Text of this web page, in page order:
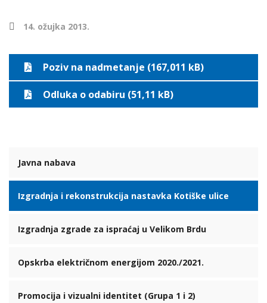
14. ožujka 2013.
Poziv na nadmetanje (167,011 kB)
Odluka o odabiru (51,11 kB)
Javna nabava
Izgradnja i rekonstrukcija nastavka Kotiške ulice
Izgradnja zgrade za ispraćaj u Velikom Brdu
Opskrba električnom energijom 2020./2021.
Promocija i vizualni identitet (Grupa 1 i 2)